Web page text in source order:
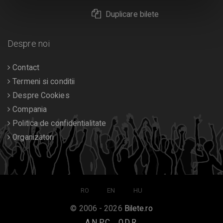
Duplicare bilete
Despre noi
Contact
Termeni si conditii
Despre Cookies
Compania
Politica de confidentialitate
Organizatori
RO EN HU
© 2006 - 2026 Bilete.ro